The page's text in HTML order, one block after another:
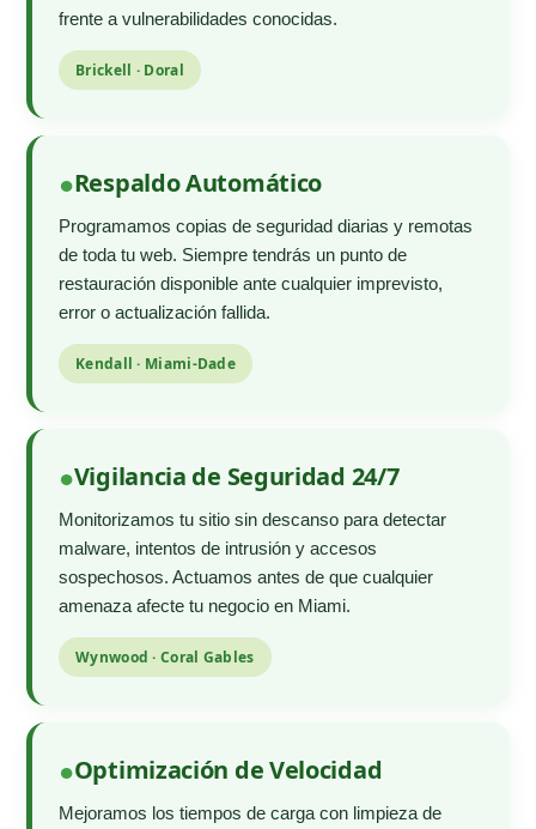
frente a vulnerabilidades conocidas.
Brickell · Doral
Respaldo Automático
Programamos copias de seguridad diarias y remotas
de toda tu web. Siempre tendrás un punto de
restauración disponible ante cualquier imprevisto,
error o actualización fallida.
Kendall · Miami-Dade
Vigilancia de Seguridad 24/7
Monitorizamos tu sitio sin descanso para detectar
malware, intentos de intrusión y accesos
sospechosos. Actuamos antes de que cualquier
amenaza afecte tu negocio en Miami.
Wynwood · Coral Gables
Optimización de Velocidad
Mejoramos los tiempos de carga con limpieza de